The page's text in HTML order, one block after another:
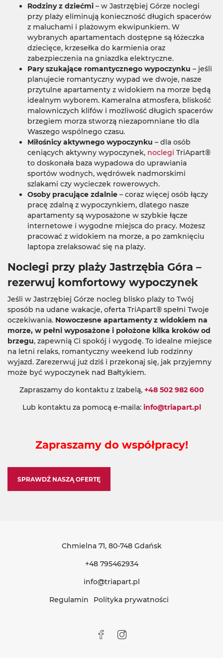
Rodziny z dziećmi – w Jastrzębiej Górze noclegi
przy plaży eliminują konieczność długich spacerów
z maluchami i plażowym ekwipunkiem. W
wybranych apartamentach dostępne są łóżeczka
dziecięce, krzesełka do karmienia oraz
zabezpieczenia na gniazdka elektryczne.
Pary szukające romantycznego wypoczynku – jeśli
planujecie romantyczny wypad we dwoje, nasze
przytulne apartamenty z widokiem na morze będą
idealnym wyborem. Kameralna atmosfera, bliskość
malowniczych klifów i możliwość długich spacerów
brzegiem morza stworzą niezapomniane tło dla
Waszego wspólnego czasu.
Miłośnicy aktywnego wypoczynku – dla osób
ceniących aktywny wypoczynek, noclegi TriApart®
to doskonała baza wypadowa do uprawiania
sportów wodnych, wędrówek nadmorskimi
szlakami czy wycieczek rowerowych.
Osoby pracujące zdalnie – coraz więcej osób łączy
pracę zdalną z wypoczynkiem, dlatego nasze
apartamenty są wyposażone w szybkie łącze
internetowe i wygodne miejsca do pracy. Możesz
pracować z widokiem na morze, a po zamknięciu
laptopa zrelaksować się na plaży.
Noclegi przy plaży Jastrzębia Góra –
rezerwuj komfortowy wypoczynek
Jeśli w Jastrzębiej Górze nocleg blisko plaży to Twój
sposób na udane wakacje, oferta TriApart® spełni Twoje
oczekiwania. Nowoczesne apartamenty z widokiem na
morze, w pełni wyposażone i położone kilka kroków od
brzegu, zapewnią Ci spokój i wygodę. To idealne miejsce
na letni relaks, romantyczny weekend lub rodzinny
wyjazd. Zarezerwuj już dziś i przekonaj się, jak przyjemny
może być wypoczynek nad Bałtykiem.
Zapraszamy do kontaktu z Izabelą, +48 502 982 600
Lub kontaktu za pomocą e-maila: info@triapart.pl
Zapraszamy do współpracy!
SPRAWDŹ NASZĄ OFERTĘ
Chmielna 71, 80-748 Gdańsk
+48 795462934
info@triapart.pl
Regulamin
Polityka prywatności